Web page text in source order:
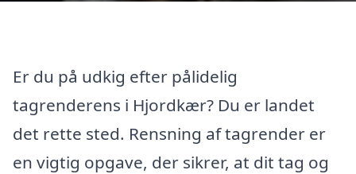
Er du på udkig efter pålidelig
tagrenderens i Hjordkær? Du er landet
det rette sted. Rensning af tagrender er
en vigtig opgave, der sikrer, at dit tag og